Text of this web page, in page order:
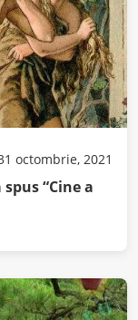
octombrie, 2021
“Cine a